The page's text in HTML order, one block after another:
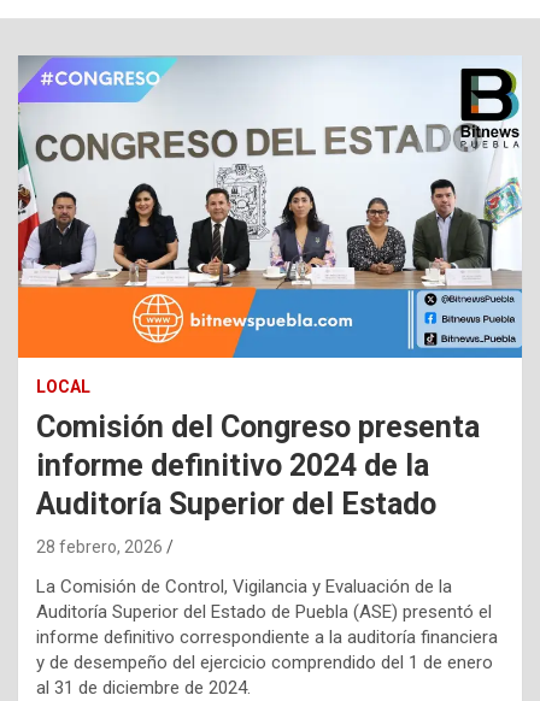
LOCAL
Comisión del Congreso presenta
informe definitivo 2024 de la
Auditoría Superior del Estado
28 febrero, 2026
La Comisión de Control, Vigilancia y Evaluación de la
Auditoría Superior del Estado de Puebla (ASE) presentó el
informe definitivo correspondiente a la auditoría financiera
y de desempeño del ejercicio comprendido del 1 de enero
al 31 de diciembre de 2024.